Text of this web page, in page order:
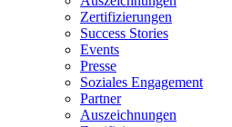
Zertifizierungen
Success Stories
Events
Presse
Soziales Engagement
Partner
Auszeichnungen